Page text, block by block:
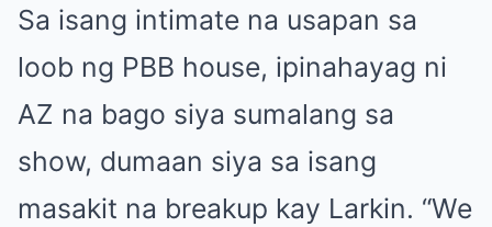
Sa isang intimate na usapan sa
loob ng PBB house, ipinahayag ni
AZ na bago siya sumalang sa
show, dumaan siya sa isang
masakit na breakup kay Larkin. “We